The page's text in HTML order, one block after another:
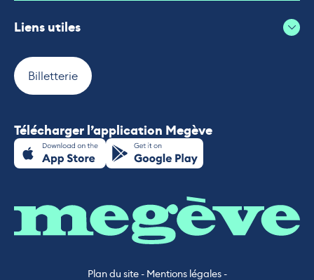
Liens utiles
Billetterie
Télécharger l’application Megève
Plan du site - Mentions légales -